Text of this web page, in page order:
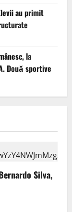
au primit
la
Două sportive
Silva,